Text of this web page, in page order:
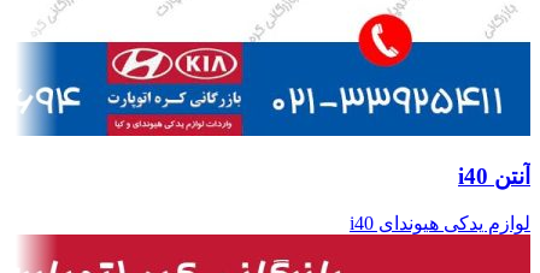
آنتن i40
لوازم یدکی هیوندای i40